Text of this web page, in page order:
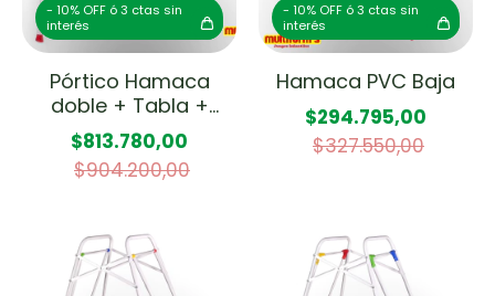
- 10% OFF ó 3 ctas sin
interés
Pórtico Hamaca
doble + Tabla +
Trapecio
$813.780,00
$904.200,00
- 10% OFF ó 3 ctas sin
interés
Hamaca PVC Baja
$294.795,00
$327.550,00